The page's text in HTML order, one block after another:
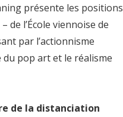
présente les positions
l’École viennoise de
par l’actionnisme
pop art et le réalisme
de la distanciation